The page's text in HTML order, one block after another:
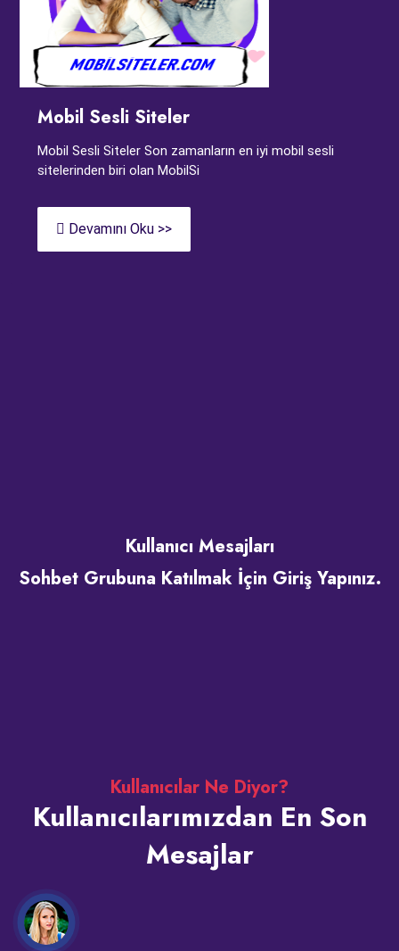
Mobil Sesli Siteler
Mobil Sesli Siteler Son zamanların en iyi mobil sesli
sitelerinden biri olan MobilSi
Devamını Oku >>
Kullanıcı Mesajları
Sohbet Grubuna Katılmak İçin Giriş Yapınız.
Kullanıcılar Ne Diyor?
Kullanıcılarımızdan En Son
Mesajlar